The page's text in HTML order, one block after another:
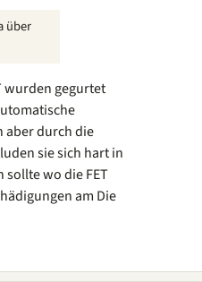
über
wurden gegurtet
aber durch die
sie sich hart in
wo die FET
am Die